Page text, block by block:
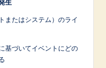
生
またはシステム）のライ
基づいてイベントにどの